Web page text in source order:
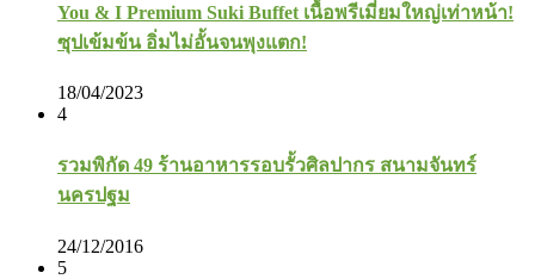
You & I Premium Suki Buffet เนื้อพรีเมี่ยมใหญ่เท่าหน้า!
ซุปเข้มข้น อิ่มไม่อั้นจนพุงแตก!
18/04/2023
4
รวมพิกัด 49 ร้านอาหารรอบรั้วศิลปากร สนามจันทร์
นครปฐม
24/12/2016
5